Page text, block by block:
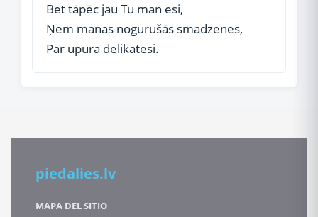
Bet tāpēc jau Tu man esi,
Ņem manas nogurušās smadzenes,
Par upura delikatesi.
piedalies.lv
MAPA DEL SITIO